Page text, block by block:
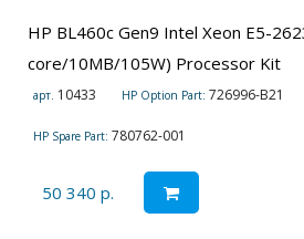
HP BL460c Gen9 Intel Xeon E5-
core/10MB/105W) Processor Kit
арт. 10433 HP Option Part: 726996-B21
HP Spare Part: 780762-001
50 340 р.